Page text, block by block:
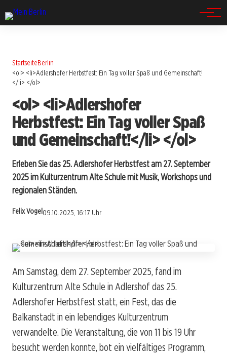
StartseiteBerlin
<ol> <li>Adlershofer Herbstfest: Ein Tag voller Spaß und Gemeinschaft!
</li> </ol>
<ol> <li>Adlershofer
Herbstfest: Ein Tag voller Spaß
und Gemeinschaft!</li> </ol>
Erleben Sie das 25. Adlershofer Herbstfest am 27. September
2025 im Kulturzentrum Alte Schule mit Musik, Workshops und
regionalen Ständen.
Felix Vogel 09.10.2025, 16:17 Uhr
Am Samstag, dem 27. September 2025, fand im
Kulturzentrum Alte Schule in Adlershof das 25.
Adlershofer Herbstfest statt, ein Fest, das die
Balkanstadt in ein lebendiges Kulturzentrum
verwandelte. Die Veranstaltung, die von 11 bis 19 Uhr
besucht werden konnte, bot ein vielfältiges Programm,